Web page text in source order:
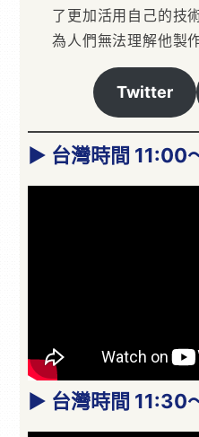
了更加活用自己的技
為人們無法理解他製
Twitter
▶ 台灣時間 11:00
▶ 台灣時間 11:30